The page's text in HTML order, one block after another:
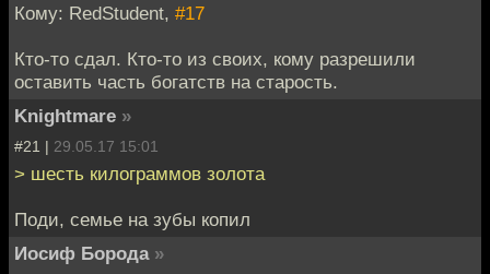
Кому: RedStudent, #17
Кто-то сдал. Кто-то из своих, кому разрешили
оставить часть богатств на старость.
Knightmare »
#21 | 29.05.17 15:01
> шесть килограммов золота
Поди, семье на зубы копил
Иосиф Борода »